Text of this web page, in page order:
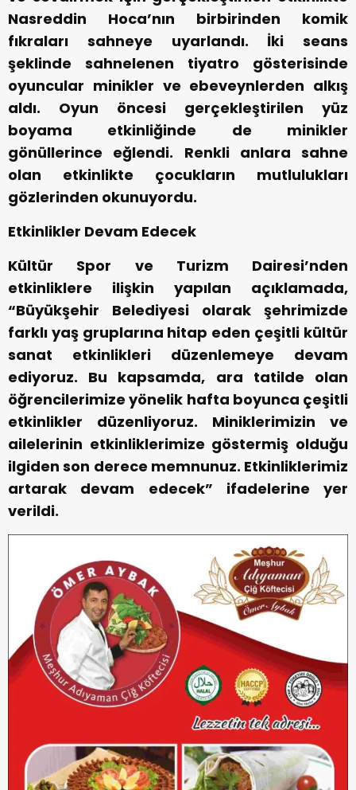
Nasreddin Hoca’nın birbirinden komik
fıkraları sahneye uyarlandı. İki seans
şeklinde sahnelenen tiyatro gösterisinde
oyuncular minikler ve ebeveynlerden alkış
aldı. Oyun öncesi gerçekleştirilen yüz
boyama etkinliğinde de minikler
gönüllerince eğlendi. Renkli anlara sahne
olan etkinlikte çocukların mutlulukları
gözlerinden okunuyordu.
Etkinlikler Devam Edecek
Kültür Spor ve Turizm Dairesi’nden
etkinliklere ilişkin yapılan açıklamada,
“Büyükşehir Belediyesi olarak şehrimizde
farklı yaş gruplarına hitap eden çeşitli kültür
sanat etkinlikleri düzenlemeye devam
ediyoruz. Bu kapsamda, ara tatilde olan
öğrencilerimize yönelik hafta boyunca çeşitli
etkinlikler düzenliyoruz. Miniklerimizin ve
ailelerinin etkinliklerimize göstermiş olduğu
ilgiden son derece memnunuz. Etkinliklerimiz
artarak devam edecek” ifadelerine yer
verildi.